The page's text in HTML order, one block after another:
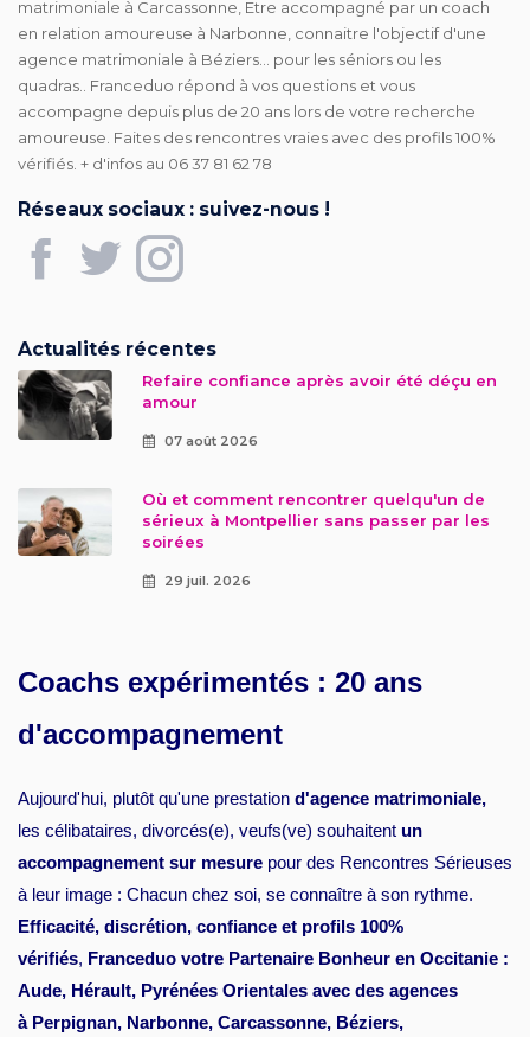
matrimoniale à Carcassonne, Etre accompagné par un coach
en relation amoureuse à Narbonne, connaitre l'objectif d'une
agence matrimoniale à Béziers... pour les séniors ou les
quadras.. Franceduo répond à vos questions et vous
accompagne depuis plus de 20 ans lors de votre recherche
amoureuse. Faites des rencontres vraies avec des profils 100%
vérifiés. + d'infos au 06 37 81 62 78
Réseaux sociaux : suivez-nous !
Actualités récentes
Refaire confiance après avoir été déçu en
amour
07 août 2026
Où et comment rencontrer quelqu'un de
sérieux à Montpellier sans passer par les
soirées
29 juil. 2026
Coachs expérimentés : 20 ans
d'accompagnement
Aujourd'hui, plutôt qu'une prestation d'agence matrimoniale,
les célibataires, divorcés(e), veufs(ve) souhaitent un
accompagnement sur mesure pour des Rencontres Sérieuses
à leur image : Chacun chez soi, se connaître à son rythme.
Efficacité, discrétion, confiance et profils 100%
vérifiés, Franceduo votre Partenaire Bonheur en Occitanie :
Aude, Hérault, Pyrénées Orientales avec des agences
à Perpignan, Narbonne, Carcassonne, Béziers,